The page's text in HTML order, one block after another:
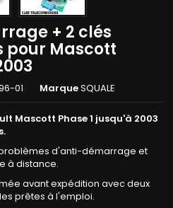
+ 2 clés
pour Mascott
01 MarqueSQUALE
Mascott Phase 1 jusqu'à 2003
d'anti-démarrage et
à distance.
avant expédition avec deux
prêtes à l'emploi.